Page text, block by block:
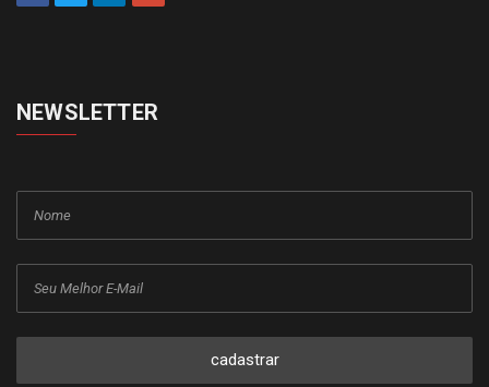
NEWSLETTER
cadastrar